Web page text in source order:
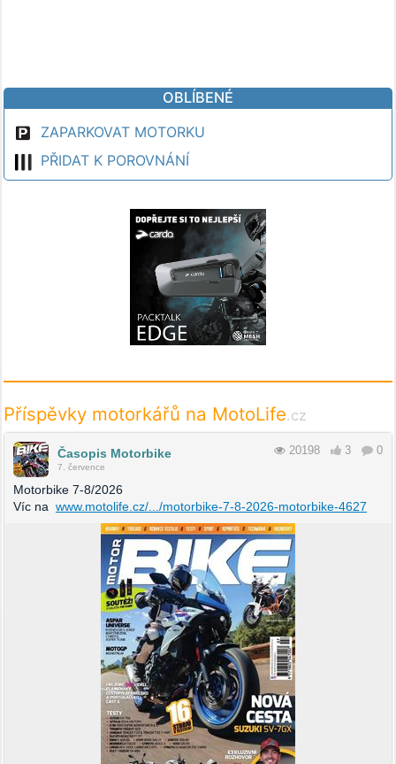
OBLÍBENÉ
ZAPARKOVAT MOTORKU
PŘIDAT K POROVNÁNÍ
Příspěvky motorkářů na MotoLife.cz
Časopis Motorbike
7. července
20198 3 0
Motorbike 7-8/2026
Víc na www.motolife.cz/.../motorbike-7-8-2026-motorbike-4627